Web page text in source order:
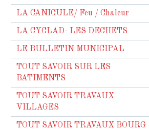
LA CANICULE/ Feu / Chaleur
LA CYCLAD- LES DECHETS
LE BULLETIN MUNICIPAL
TOUT SAVOIR SUR LES
BATIMENTS
TOUT SAVOIR TRAVAUX
VILLAGES
TOUT SAVOIR TRAVAUX BOURG